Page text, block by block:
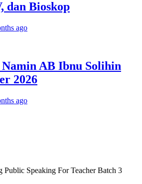
dan Bioskop
ago
AB Ibnu Solihin
2026
ago
Public Speaking For Teacher Batch 3